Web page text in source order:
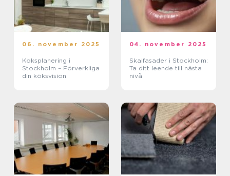
06. november 2025
Köksplanering i
Stockholm – Förverkliga
din köksvision
04. november 2025
Skalfasader i Stockholm:
Ta ditt leende till nästa
nivå